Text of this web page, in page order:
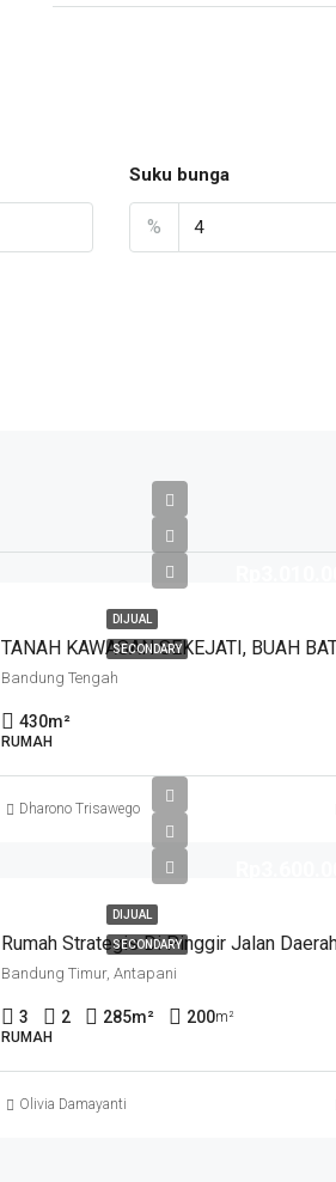
Suku bunga
%
DIJUAL
SECONDARY
TANAH KAWASAN SEKEJATI, BUAH
Bandung Tengah
430m²
RUMAH
Dharono Trisawego
DIJUAL
SECONDARY
Bandung Timur, Antapani
3 2 285m² 200m²
RUMAH
Olivia Damayanti